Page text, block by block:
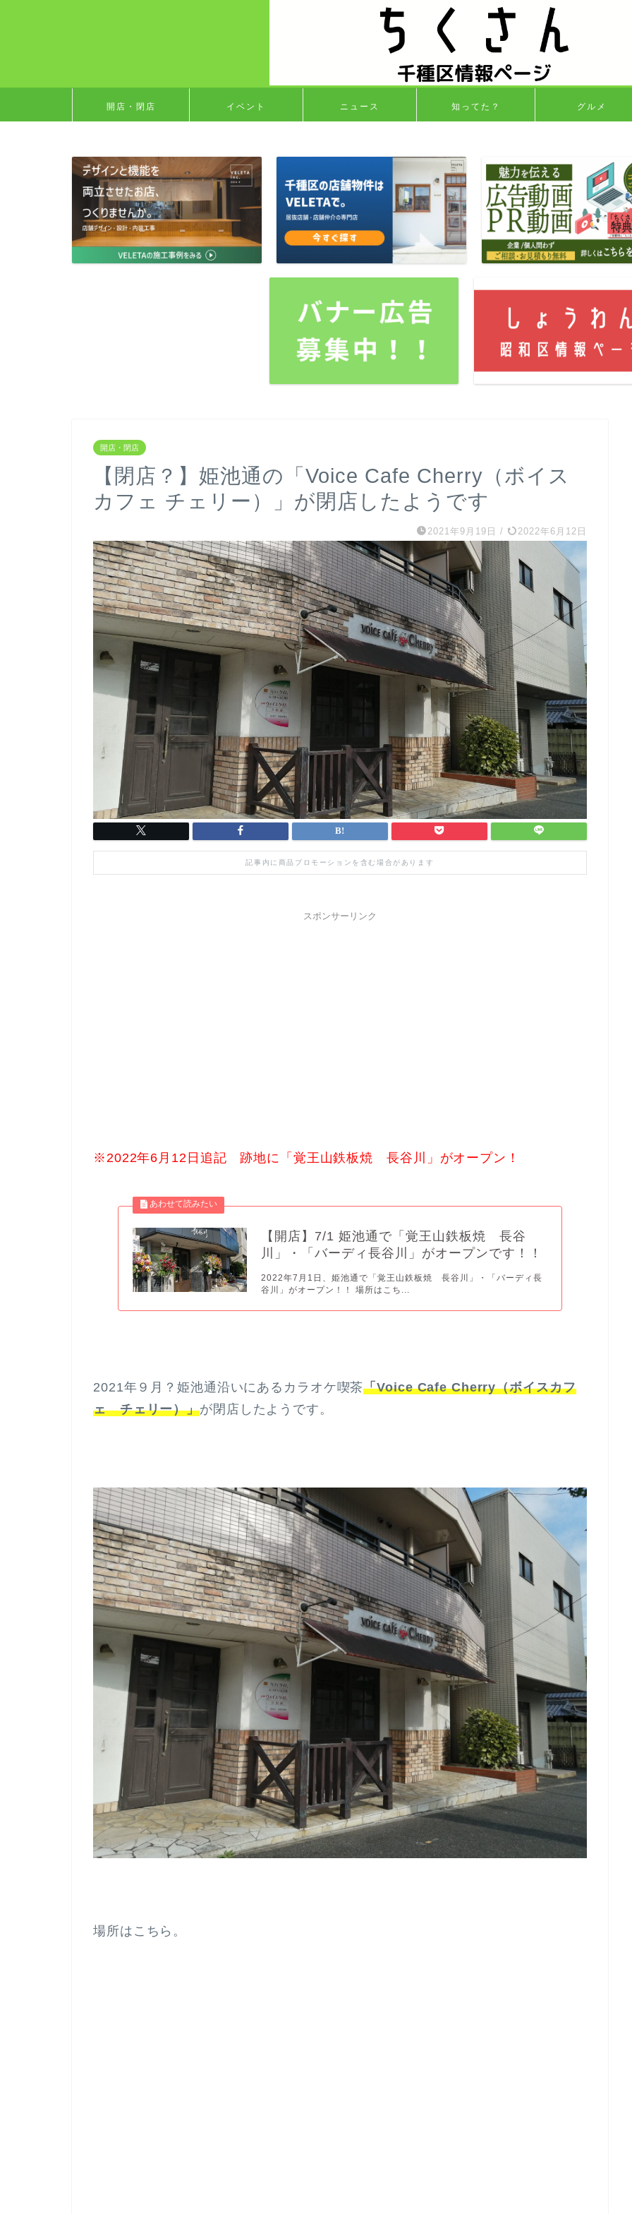
開店・閉店 イベント ニュース 知ってた？ グルメ
開店・閉店
【閉店？】姫池通の「Voice Cafe Cherry（ボイス
カフェ チェリー）」が閉店したようです
2021年9月19日 / 2022年6月12日
記事内に商品プロモーションを含む場合があります
スポンサーリンク
※2022年6月12日追記 跡地に「覚王山鉄板焼 長谷川」がオープン！
【開店】7/1 姫池通で「覚王山鉄板焼 長谷
川」・「バーディ長谷川」がオープンです！！
2022年7月1日、姫池通で「覚王山鉄板焼 長谷川」・「バーディ長
谷川」がオープン！！ 場所はこち...
2021年９月？姫池通沿いにあるカラオケ喫茶「Voice Cafe Cherry（ボイスカフ
ェ チェリー）」が閉店したようです。
場所はこちら。